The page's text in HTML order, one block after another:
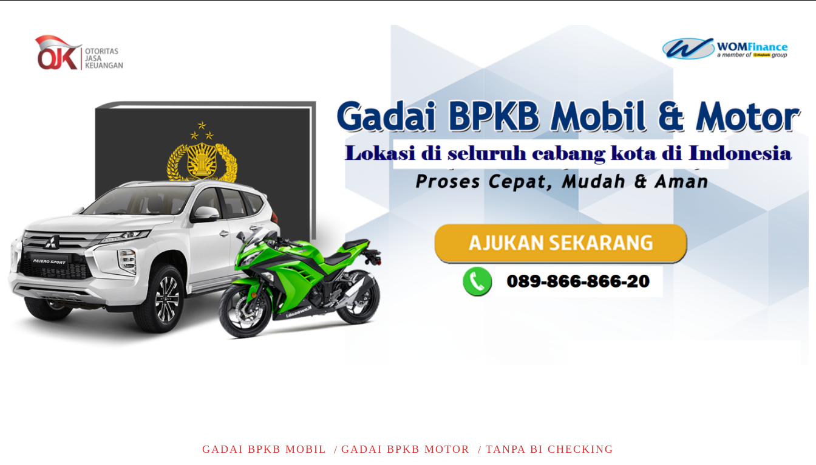
GADAI BPKB MOBIL GADAI BPKB MOTOR TANPA BI CHECKING